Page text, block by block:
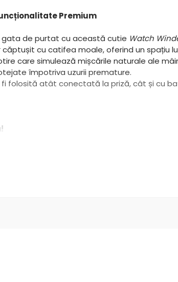
Premium
gata de purtat cu această cutie Watch
cu catifea moale, oferind un spațiu
care simulează mișcările naturale ale
împotriva uzurii premature.
folosită atât conectată la priză, cât și cu